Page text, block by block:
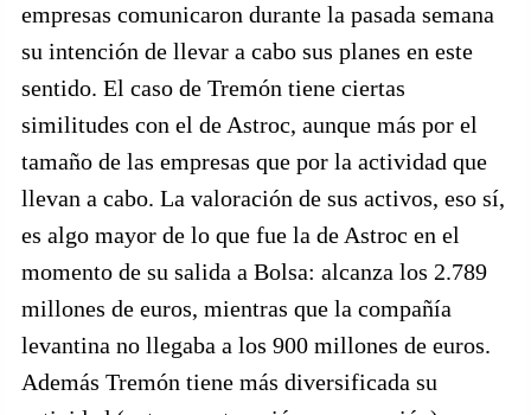
empresas comunicaron durante la pasada semana
su intención de llevar a cabo sus planes en este
sentido. El caso de Tremón tiene ciertas
similitudes con el de Astroc, aunque más por el
tamaño de las empresas que por la actividad que
llevan a cabo. La valoración de sus activos, eso sí,
es algo mayor de lo que fue la de Astroc en el
momento de su salida a Bolsa: alcanza los 2.789
millones de euros, mientras que la compañía
levantina no llegaba a los 900 millones de euros.
Además Tremón tiene más diversificada su